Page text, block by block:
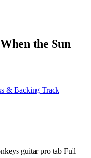
When the Sun
& Backing Track